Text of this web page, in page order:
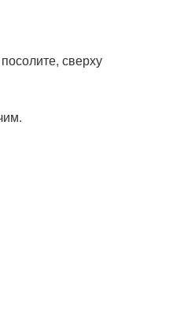
сверху